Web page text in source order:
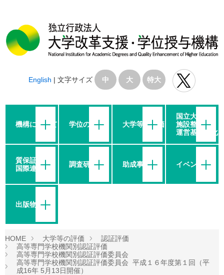
English | 文字サイズ 中 大 特大
機構について 学位の授与 大学等の評価
国立大学の
施設整備・
運営基盤強化
質保証・
国際連携
調査研究 助成事業 イベント
出版物等
HOME 大学等の評価
認証評価
高等専門学校機関別認証評価
高等専門学校機関別認証評価委員会
高等専門学校機関別認証評価委員会 平成１６年度第１回（平
成16年 5月13日開催）